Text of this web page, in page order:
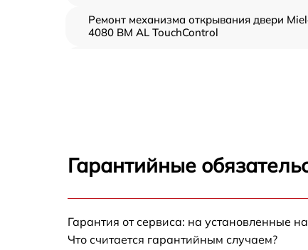
Ремонт механизма открывания двери
4080 BM AL TouchControl
Замена шнура питания Miele H 4080 BM AL
Замена термодатчика Miele H 4080 BM AL
TouchControl
Гарантийные
Гарантия от сервиса: на установленные
Что считается гарантийным случаем?